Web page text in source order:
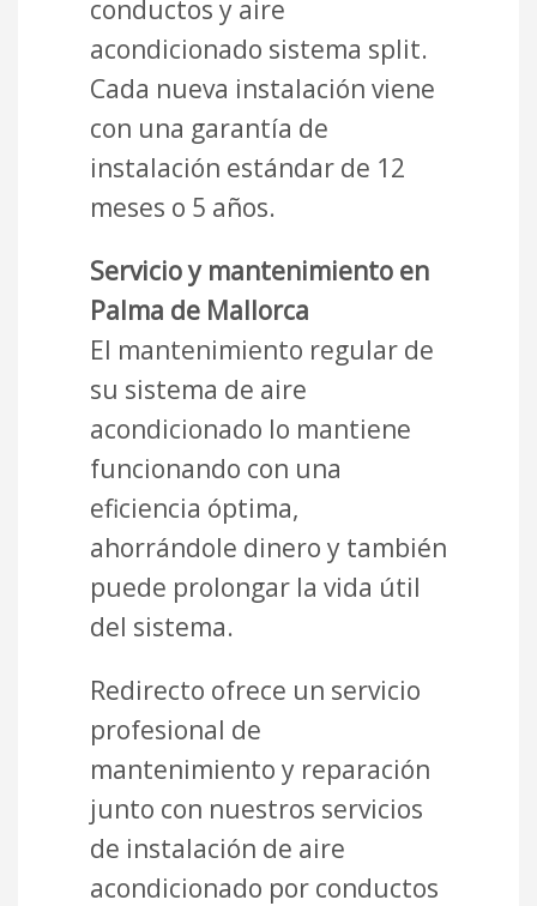
conductos y aire
acondicionado sistema split.
Cada nueva instalación viene
con una garantía de
instalación estándar de 12
meses o 5 años.
Servicio y mantenimiento en
Palma de Mallorca
El mantenimiento regular de
su sistema de aire
acondicionado lo mantiene
funcionando con una
eficiencia óptima,
ahorrándole dinero y también
puede prolongar la vida útil
del sistema.
Redirecto ofrece un servicio
profesional de
mantenimiento y reparación
junto con nuestros servicios
de instalación de aire
acondicionado por conductos